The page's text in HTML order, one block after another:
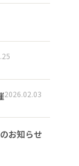
2026.02.03
お知らせ